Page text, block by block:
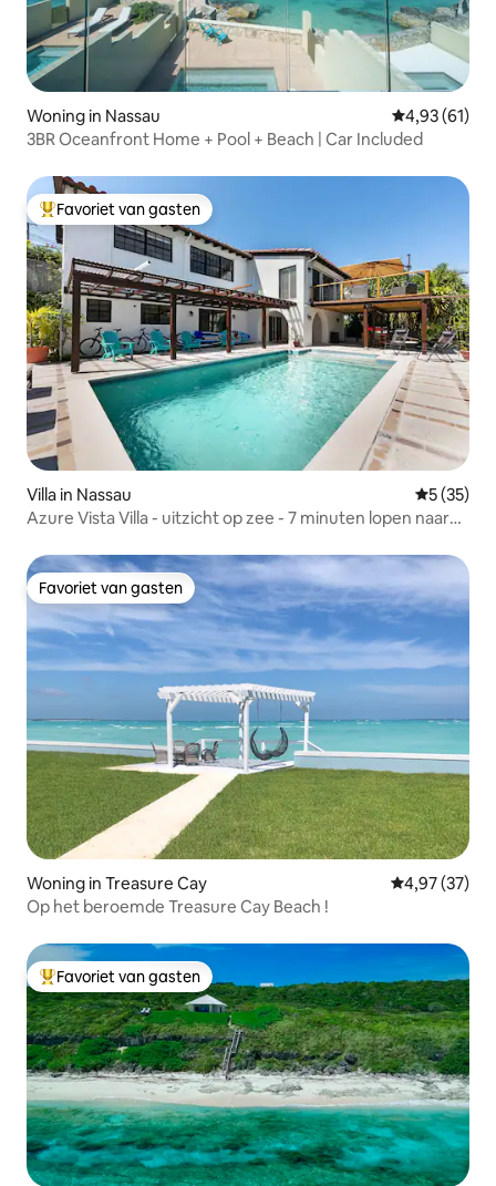
Woning in Nassau Gemiddelde
4,93 (61)
3BR Oceanfront Home + Pool + Beach | Car Included
Topfavoriet van gasten
Favoriet van gasten
Villa in Nassau
5 (35)
Azure Vista Villa - uitzicht op zee - 7 minuten lopen naar
Favoriet van gasten
Favoriet van gasten
Woning in Treasure Cay Gemiddelde
4,97 (37)
Op het beroemde Treasure Cay Beach !
Topfavoriet van gasten
Favoriet van gasten